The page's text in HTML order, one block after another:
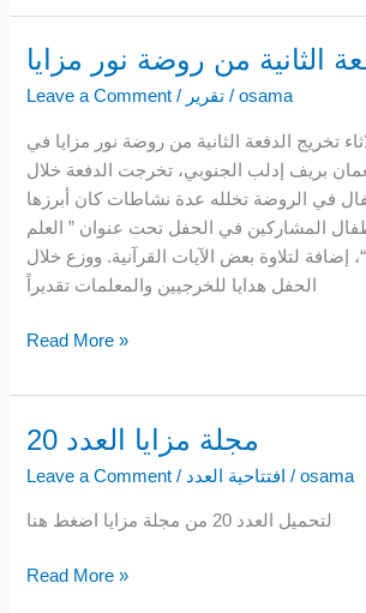
الثانية من روضة نور مزايا
Leave a Comment / تقرير /osama
تخريج الدفعة الثانية من روضة نور مزايا في
بريف إدلب الجنوبي، تخرجت الدفعة خلال
في الروضة تخلله عدة نشاطات كان أبرزها
المشاركين في الحفل تحت عنوان ” العلم
إضافة لتلاوة بعض الآيات القرآنية. ووزع خلال
الحفل هدايا للخرجيين والمعلمات تقديراً
تخريج
الدفعة
من
روضة
نور
مزايا
Read More »
مجلة مزايا العدد 20
Leave a Comment / افتتاحية العدد /osama
لتحميل العدد 20 من مجلة مزايا اضغط هنا
مجلة
20
Read More »